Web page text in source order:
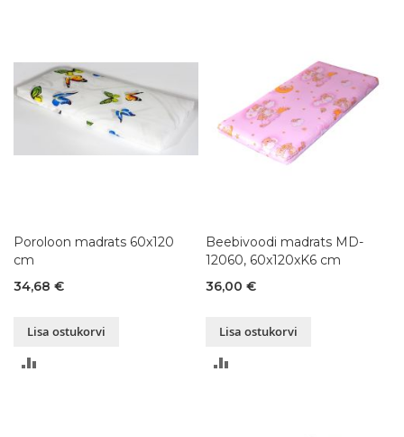
Poroloon madrats 60x120
cm
34,68 €
Lisa ostukorvi
Beebivoodi madrats MD-
12060, 60x120xK6 cm
36,00 €
Lisa ostukorvi